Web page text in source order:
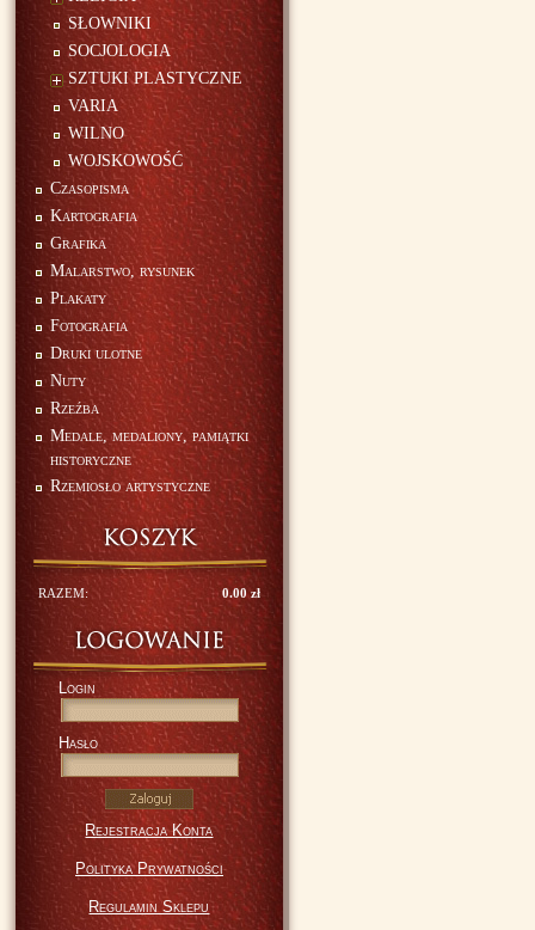
SŁOWNIKI
SOCJOLOGIA
SZTUKI PLASTYCZNE
VARIA
WILNO
WOJSKOWOŚĆ
Czasopisma
Kartografia
Grafika
Malarstwo, rysunek
Plakaty
Fotografia
Druki ulotne
Nuty
Rzeźba
Medale, medaliony, pamiątki
historyczne
Rzemiosło artystyczne
RAZEM: 0.00 zł
Login
Hasło
Rejestracja Konta
Polityka Prywatności
Regulamin Sklepu